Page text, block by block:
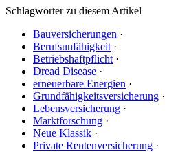
Schlagwörter zu diesem Artikel
Bauversicherungen ·
Berufsunfähigkeit ·
Betriebshaftpflicht ·
Dread Disease ·
erneuerbare Energien ·
Grundfähigkeitsversicherung ·
Lebensversicherung ·
Marktforschung ·
Neue Klassik ·
Private Rentenversicherung ·